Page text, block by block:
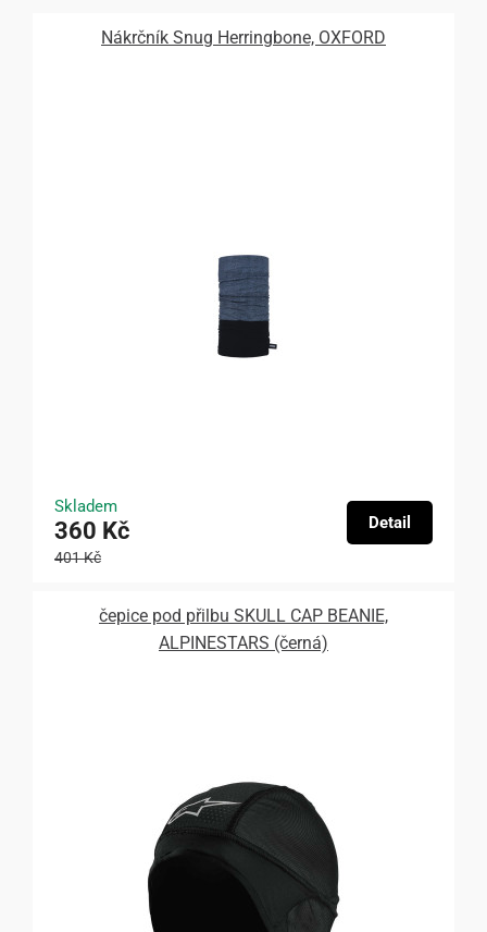
Nákrčník Snug Herringbone, OXFORD
Skladem
360 Kč
401 Kč
Detail
čepice pod přilbu SKULL CAP BEANIE,
ALPINESTARS (černá)